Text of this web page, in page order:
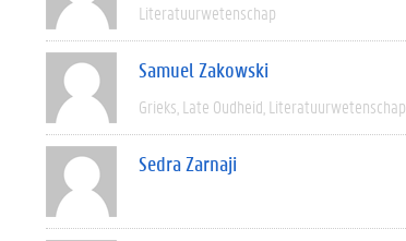
Literatuurwetenschap
Samuel Zakowski
Grieks Late Oudheid Literatuurwetenschap
Sedra Zarnaji